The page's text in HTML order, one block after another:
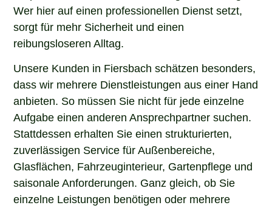
Wer hier auf einen professionellen Dienst setzt,
sorgt für mehr Sicherheit und einen
reibungsloseren Alltag.
Unsere Kunden in Fiersbach schätzen besonders,
dass wir mehrere Dienstleistungen aus einer Hand
anbieten. So müssen Sie nicht für jede einzelne
Aufgabe einen anderen Ansprechpartner suchen.
Stattdessen erhalten Sie einen strukturierten,
zuverlässigen Service für Außenbereiche,
Glasflächen, Fahrzeuginterieur, Gartenpflege und
saisonale Anforderungen. Ganz gleich, ob Sie
einzelne Leistungen benötigen oder mehrere